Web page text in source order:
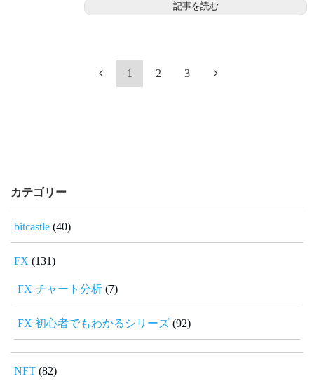
記事を読む
1 2 3
カテゴリー
bitcastle (40)
FX (131)
FX チャート分析 (7)
FX 初心者でもわかるシリーズ (92)
NFT (82)